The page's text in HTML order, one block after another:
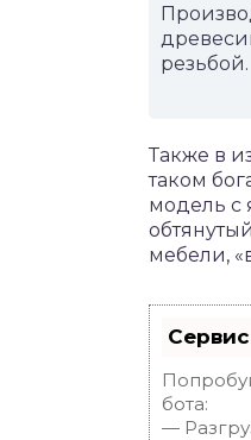
резьбой.
Также в
таком
модель с
мебели,
бота:
—